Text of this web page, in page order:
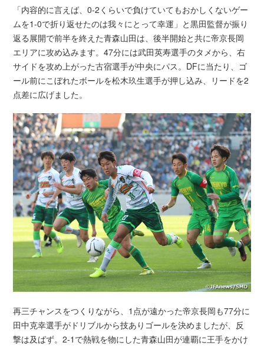
「内容的に言えば、0-2くらいで負けていてもおかしくないゲー
ムを1-0で折り返せたのは我々にとって幸運」と黒田監督が振り
返る展開で前半を終えた青森山田は、後半開始と共に帝京長岡
エリアに攻め込みます。47分には武田英寿選手のタメから、右
サイドを攻め上がった古宿選手が中央にパス。DFに当たり、ゴ
ール前にこぼれたボールを松木玖生選手が押し込み、リードを2
点差に広げました。
再三チャンスをつくりながら、1点が遠かった帝京長岡も77分に
田中克幸選手がドリブルから技ありゴールを決めましたが、反
撃は及ばず。2-1で熱戦を物にした青森山田が連覇に王手をかけ